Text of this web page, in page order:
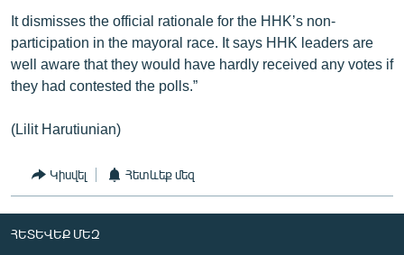
«Ազատության» բոլոր կայքերը
It dismisses the official rationale for the HHK’s non-
participation in the mayoral race. It says HHK leaders are
well aware that they would have hardly received any votes if
they had contested the polls.”
(Lilit Harutiunian)
Կիսվել Հետևեք մեզ
ՀԵՏԵՎԵՔ ՄԵԶ